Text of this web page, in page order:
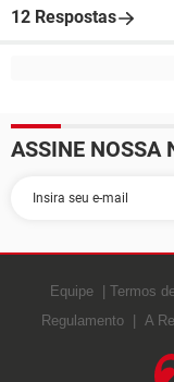
12 Respostas
ASSINE NOSSA
Equipe Termos
Regulamento
A